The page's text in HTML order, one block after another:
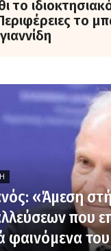
το
το
«Άμεση
που
φαινόμενα